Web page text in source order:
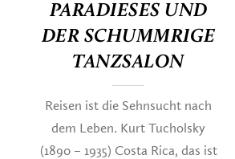
PARADIESES UND
DER SCHUMMRIGE
TANZSALON
Reisen ist die Sehnsucht nach
dem Leben. Kurt Tucholsky
(1890 – 1935) Costa Rica, das ist